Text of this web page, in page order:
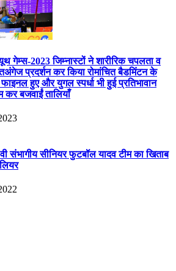
गेम्स-2023 जिम्नास्टों ने शारीरिक चपलता व
प्रदर्शन कर किया रोमांचित बैडमिंटन के
हुए और युगल स्पर्धा भी हुई प्रतिभावान
बजवाईं तालियाँ
संभागीय सीनियर फुटबॉल यादव टीम का खिताब